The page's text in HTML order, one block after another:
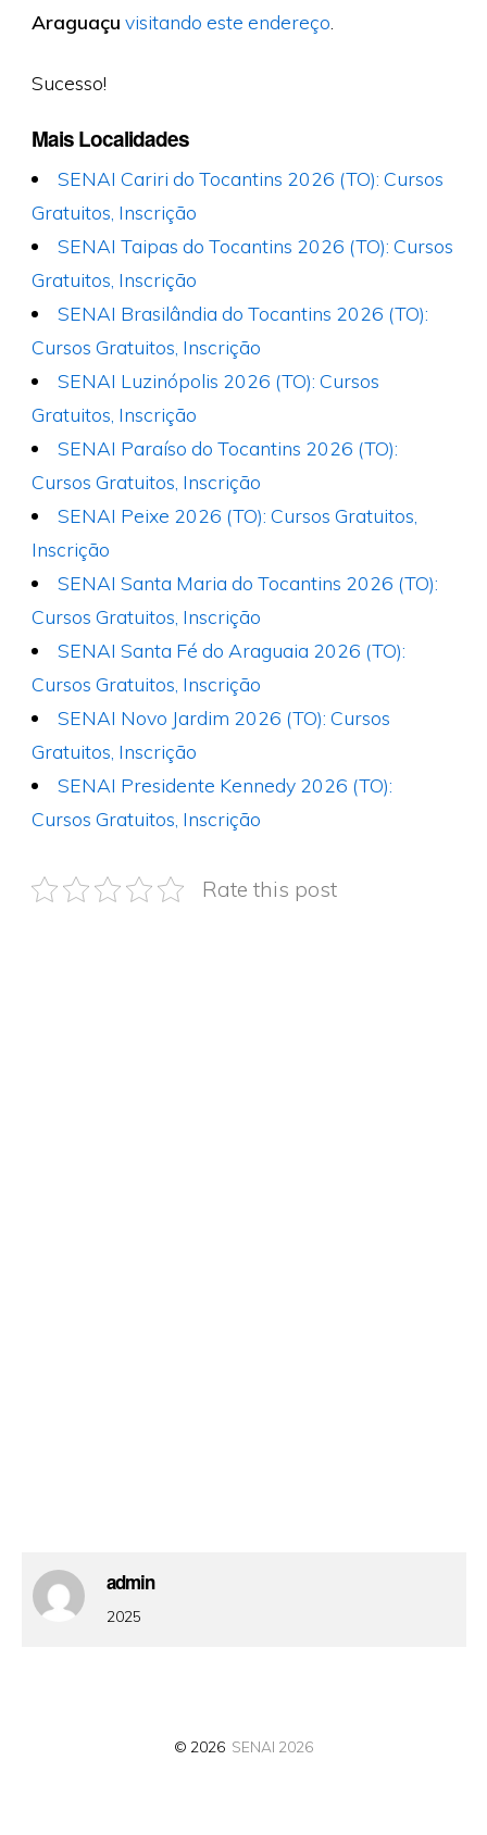
Araguaçu visitando este endereço
Sucesso!
Mais Localidades
SENAI Cariri do Tocantins 2026 (TO): Cursos
Gratuitos, Inscrição
SENAI Taipas do Tocantins 2026 (TO): Cursos
Gratuitos, Inscrição
SENAI Brasilândia do Tocantins 2026 (TO):
Cursos Gratuitos, Inscrição
SENAI Luzinópolis 2026 (TO): Cursos
Gratuitos, Inscrição
SENAI Paraíso do Tocantins 2026 (TO):
Cursos Gratuitos, Inscrição
SENAI Peixe 2026 (TO): Cursos Gratuitos,
Inscrição
SENAI Santa Maria do Tocantins 2026 (TO):
Cursos Gratuitos, Inscrição
SENAI Santa Fé do Araguaia 2026 (TO):
Cursos Gratuitos, Inscrição
SENAI Novo Jardim 2026 (TO): Cursos
Gratuitos, Inscrição
SENAI Presidente Kennedy 2026 (TO):
Cursos Gratuitos, Inscrição
Rate this post
admin
2025
© 2026 SENAI 2026